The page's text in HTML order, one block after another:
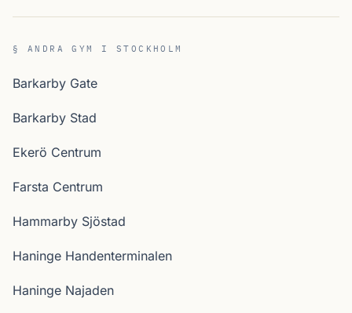
§ ANDRA GYM I STOCKHOLM
Barkarby Gate
Barkarby Stad
Ekerö Centrum
Farsta Centrum
Hammarby Sjöstad
Haninge Handenterminalen
Haninge Najaden